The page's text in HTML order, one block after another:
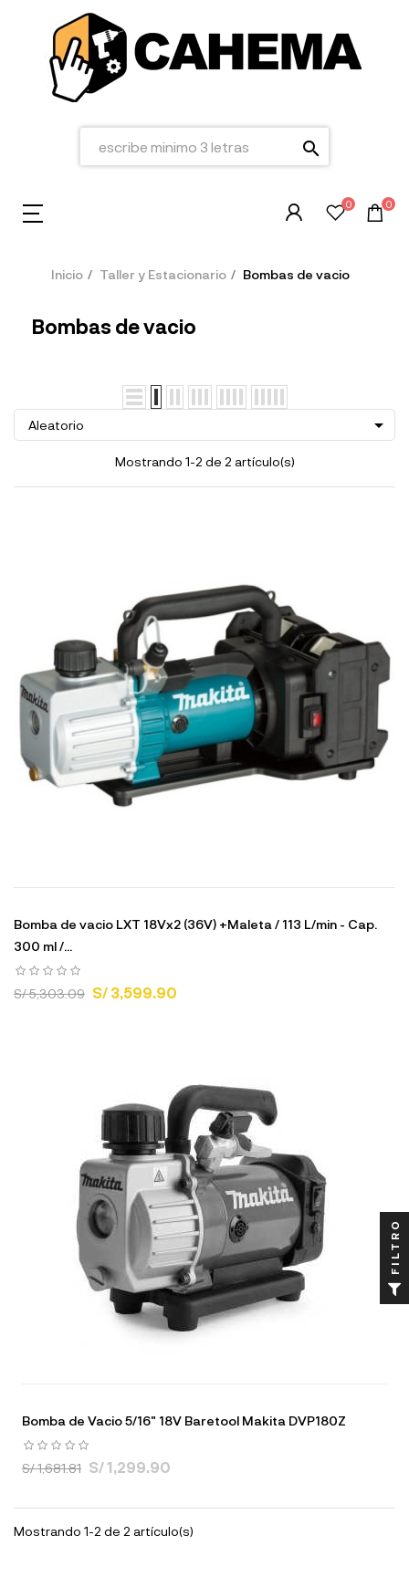
search
0 0
Inicio Taller y Estacionario Bombas de vacio
Bombas de vacio
Aleatorio 
Mostrando 1-2 de 2 artículo(s)
Bomba de vacio LXT 18Vx2 (36V) +Maleta / 113 L/min - Cap.
300 ml /...
S/ 5,303.09 S/ 3,599.90
Bomba de Vacio 5/16" 18V Baretool Makita DVP180Z
S/ 1,681.81 S/ 1,299.90
Mostrando 1-2 de 2 artículo(s)
FILTRO